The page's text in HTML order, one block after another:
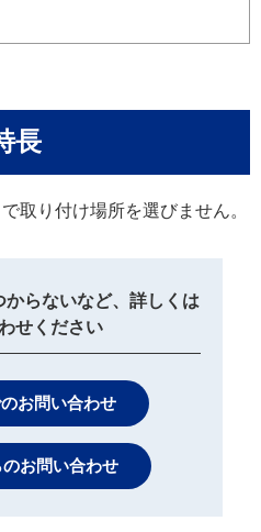
長
取り付け場所を選びません。
らないなど、詳しくは
せください
お問い合わせ
お問い合わせ